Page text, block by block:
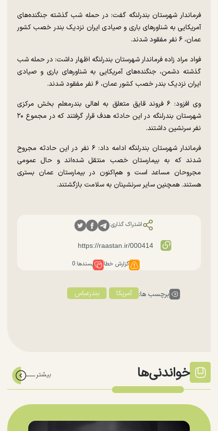
فرماندار شهرستان بندرلنگه گفت: در حمله شب گذشته جنگنده‌های
آمریکایی به شناور‌های باری و صیادی ایران نزدیک بندر خصب کشور
عمان، ۶ نفر مفقود شدند.
فواد مراد زاده فرماندار شهرستان بندرلنگه اظهار داشت: در حمله شب
گذشته دشمن، جنگنده‌های آمریکایی به شناور‌های باری و صیادی
ایران نزدیک بندر خصب کشور عمان، ۶ نفر مفقود شدند.
وی افزود: ۶ فروند قایق متعلق به اهالی بندرمعلم بخش مرکزی
شهرستان بندرلنگه در این حادثه هدف قرار گرفتند که در مجموع ۲۰
نفر سرنشین داشتند.
فرماندار شهرستان بندرلنگه ادامه داد: ۶ نفر در این حادثه مجروح
شدند که به بیمارستان خصب منتقل شده‌اند و حال عمومی
مجروحان مساعد است و هم‌اکنون در بیمارستان عمان بستری
هستند. همچنین سایر سرنشینان به سلامت بازگشتند.
اشتراک گذاری:
گزارش خطا پسندها:0
برچسب ها: آمریکا بندرعباس
خواندنی‌ها